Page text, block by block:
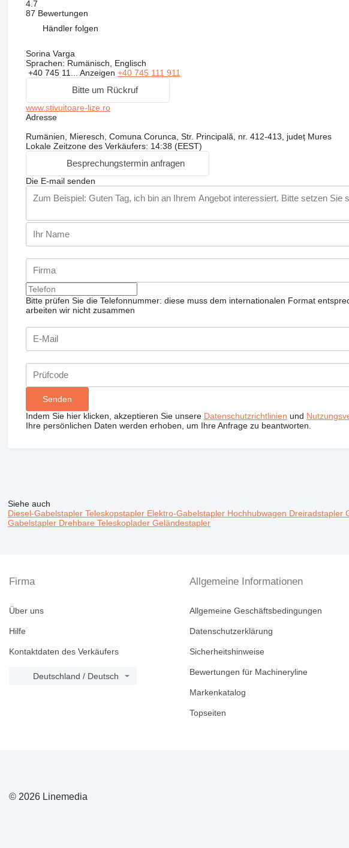
4.7
87 Bewertungen
Händler folgen
Sorina Varga
Sprachen: Rumänisch, Englisch
+40 745 11... Anzeigen +40 745 111 911
Bitte um Rückruf
www.stivuitoare-lize.ro
Adresse
Rumänien, Mieresch, Comuna Corunca, Str. Principală, nr. 412-413, județ Mures
Lokale Zeitzone des Verkäufers: 14:38 (EEST)
Besprechungstermin anfragen
Die E-mail senden
Bitte prüfen Sie die Telefonnummer: diese muss dem internationalen Format
arbeiten wir nicht zusammen
Indem Sie hier klicken, akzeptieren Sie unsere Datenschutzrichtlinien und
Ihre persönlichen Daten werden erhoben, um Ihre Anfrage zu beantworten.
Siehe auch
Diesel-Gabelstapler Teleskopstapler Elektro-Gabelstapler Hochhubwagen Dreiradstapler
Gabelstapler Drehbare Teleskoplader Geländestapler
Firma
Über uns
Hilfe
Kontaktdaten des Verkäufers
Deutschland / Deutsch
Allgemeine Informationen
Allgemeine Geschäftsbedingungen
Datenschutzerklärung
Sicherheitshinweise
Bewertungen für Machineryline
Markenkatalog
Topseiten
© 2026 Linemedia